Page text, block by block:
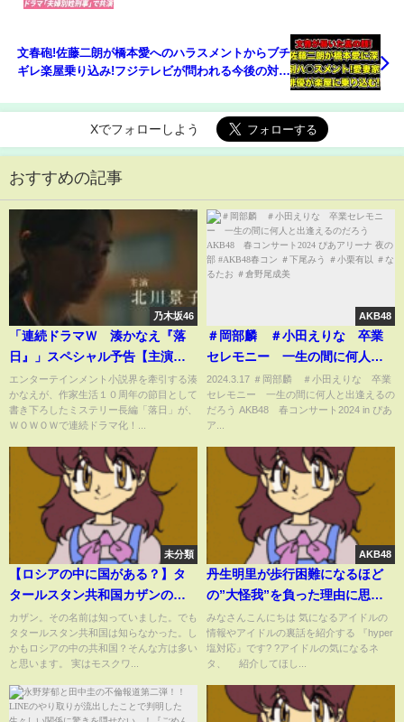
文春砲!佐藤二朗が橋本愛へのハラスメントからブチ
ギレ楽屋乗り込み!フジテレビが問われる今後の対応
Xでフォローしよう
おすすめの記事
乃木坂46
「連続ドラマＷ 湊かなえ『落
日』」スペシャル予告【主演・
北川景子】【WOWOW】
エンターテインメント小説界を牽引する湊
かなえが、作家生活１０周年の節目として
書き下ろしたミステリー長編「落日」が、
ＷＯＷＯＷで連続ドラマ化！...
AKB48
＃岡部麟 ＃小田えりな 卒業
セレモニー 一生の間に何人と
出逢えるのだろう AKB48 春コ
ンサート2024 ぴあアリーナ 夜の
部 #AKB48春コン ＃下尾みう ＃
2024.3.17 ＃岡部麟 ＃小田えりな 卒業
セレモニー 一生の間に何人と出逢えるの
だろう AKB48 春コンサート2024 in ぴあ
ア...
未分類
【ロシアの中に国がある？】タ
タールスタン共和国カザンのあ
れこれ
カザン。その名前は知っていました。でも
タタールスタン共和国は知らなかった。し
かもロシアの中の共和国？そんな方は多い
と思います。 実はモスクワ...
AKB48
丹生明里が歩行困難になるほど
の”大怪我”を負った理由に思わ
ず絶句…日向坂46の人気メンバ
ーがアイドル生命の危機！ファ
ンのために持病を推して公演に
い…【アイドル】
みなさんこんにちは 気になるアイドルの
情報やアイドルの裏話を紹介する 『hyper
塩対応』です? ?アイドルの気になるネ
タ、 紹介してほし...